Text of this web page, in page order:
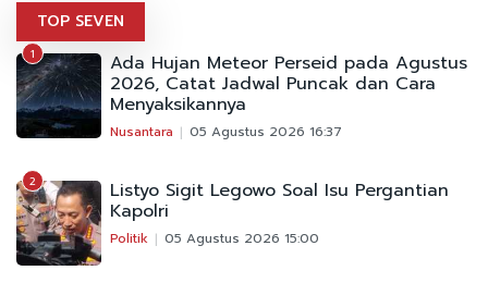
TOP SEVEN
1 Ada Hujan Meteor Perseid pada Agustus
2026, Catat Jadwal Puncak dan Cara
Menyaksikannya
Nusantara 05 Agustus 2026 16:37
2 Listyo Sigit Legowo Soal Isu Pergantian
Kapolri
Politik 05 Agustus 2026 15:00